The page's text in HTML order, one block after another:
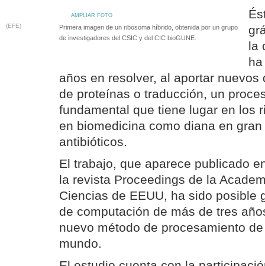
AMPLIAR FOTO
(EFE)
Primera imagen de un ribosoma híbrido, obtenida por un grupo
de investigadores del CSIC y del CIC bioGUNE.
la
años en resolver, al aportar
de proteínas o traducción, un
fundamental que tiene lugar en los
en biomedicina como diana en
antibióticos.
El trabajo, que aparece publicado
la revista Proceedings de la
Ciencias de EEUU, ha sido posible
de computación de más de tres
nuevo método de procesamiento
mundo.